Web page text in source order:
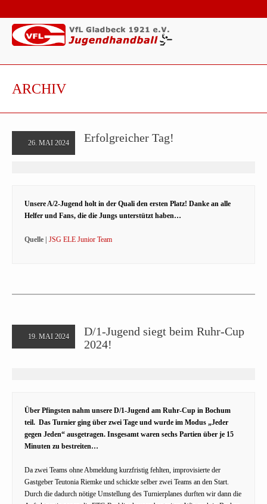
ARCHIV
26. MAI 2024 Erfolgreicher Tag!
Unsere A/2-Jugend holt in der Quali den ersten Platz! Danke an alle
Helfer und Fans, die die Jungs unterstützt haben…
Quelle | JSG ELE Junior Team
19. MAI 2024
D/1-Jugend siegt beim Ruhr-Cup
2024!
Über Pfingsten nahm unsere D/1-Jugend am Ruhr-Cup in Bochum
teil. Das Turnier ging über zwei Tage und wurde im Modus „Jeder
gegen Jeden“ ausgetragen. Insgesamt waren sechs Partien über je 15
Minuten zu bestreiten…
Da zwei Teams ohne Abmeldung kurzfristig fehlten, improvisierte der
Gastgeber Teutonia Riemke und schickte selber zwei Teams an den Start.
Durch die dadurch nötige Umstellung des Turnierplanes durften wir dann die